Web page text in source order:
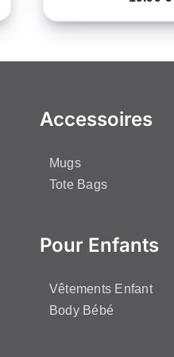
Accessoires
Mugs
Tote Bags
Pour Enfants
Vêtements Enfant
Body Bébé